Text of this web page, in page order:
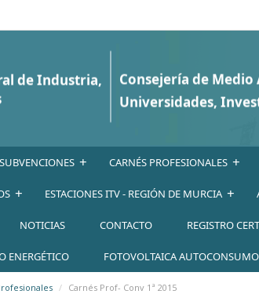
+ CARNÉS PROFESIONALES +
+ ESTACIONES ITV - REGIÓN DE MURCIA +
NOTICIAS CONTACTO REGISTRO
ENERGÉTICO FOTOVOLTAICA AUTOCONSUMO
Carnés Prof- Conv 1ª 2015